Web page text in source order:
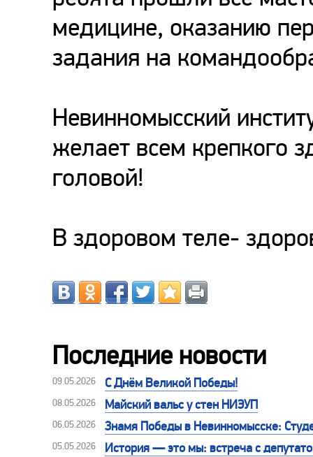
медицине, оказанию
задания на
Невинномысский
желает всем крепкого
головой!
В здоровом теле-
Последние новости
09.05.2026 С Днём Великой Победы!
08.05.2026 Майский вальс у стен НИЭУП
06.05.2026 Знамя Победы в Невинномысске:
05.05.2026 История — это мы: встреча с